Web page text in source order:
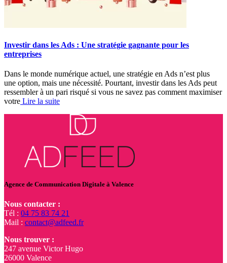
Investir dans les Ads : Une stratégie gagnante pour les
entreprises
Dans le monde numérique actuel, une stratégie en Ads n’est plus
une option, mais une nécessité. Pourtant, investir dans les Ads peut
ressembler à un pari risqué si vous ne savez pas comment maximiser
votre Lire la suite
Agence de Communication Digitale à Valence
Nous contacter :
Tél : 04 75 83 74 21
Mail : contact@adfeed.fr
Nous trouver :
247 avenue Victor Hugo
26000 Valence